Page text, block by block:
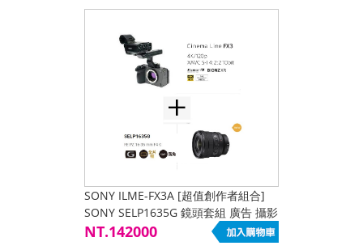
SONY ILME-FX3A [超值創作者組合]
SONY SELP1635G 鏡頭套組 廣告 攝影
婚攝 短片 紀錄 演講 會議 YT 公司貨
NT.142000